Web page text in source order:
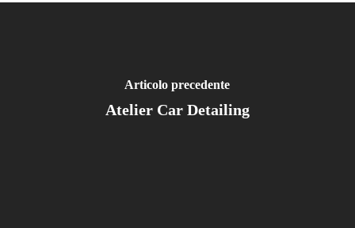
Articolo precedente
Atelier Car Detailing